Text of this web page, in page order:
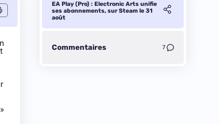
EA Play (Pro) : Electronic Arts unifie
ses abonnements, sur Steam le 31
août
Commentaires 7